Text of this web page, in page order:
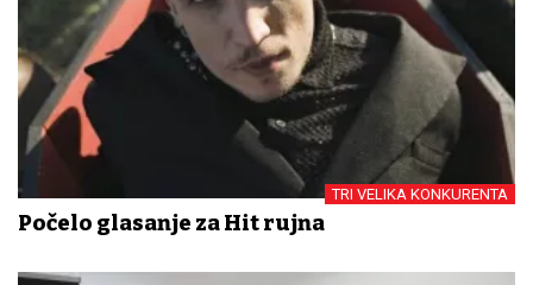
TRI VELIKA KONKURENTA
Počelo glasanje za Hit rujna